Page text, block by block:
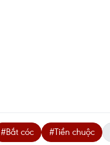
#Bắt cóc #Tiền chuộc